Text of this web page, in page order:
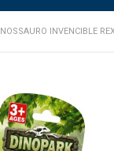
INVENCIBLE